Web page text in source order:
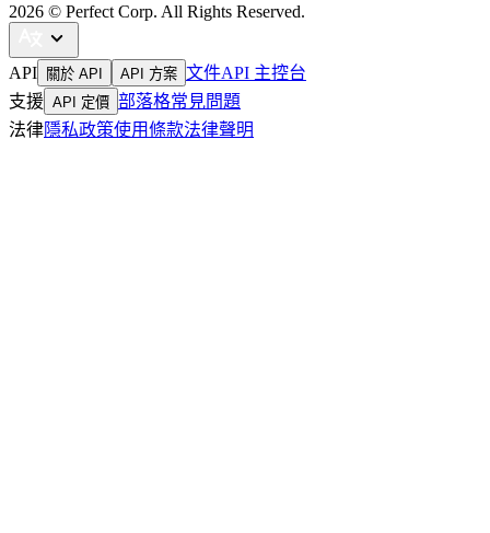
2026 © Perfect Corp. All Rights Reserved.
API 關於 API API 方案 文件API 主控台
支援 API 定價 部落格常見問題
法律隱私政策使用條款法律聲明